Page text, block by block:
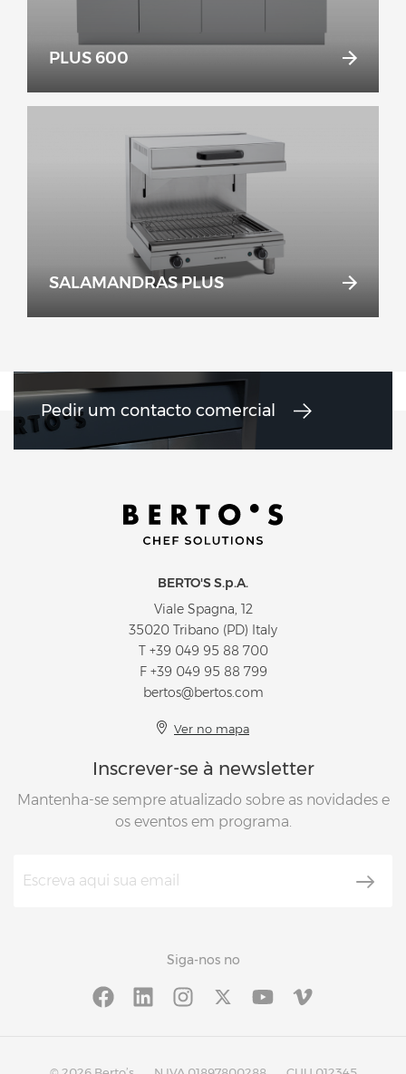
PLUS 600
SALAMANDRAS PLUS
Pedir um contacto comercial
BERTO'S S.p.A.
Viale Spagna, 12
35020 Tribano (PD) Italy
T +39 049 95 88 700
F +39 049 95 88 799
bertos@bertos.com
Ver no mapa
Inscrever-se à newsletter
Mantenha-se sempre atualizado sobre as novidades e
os eventos em programa.
Siga-nos no